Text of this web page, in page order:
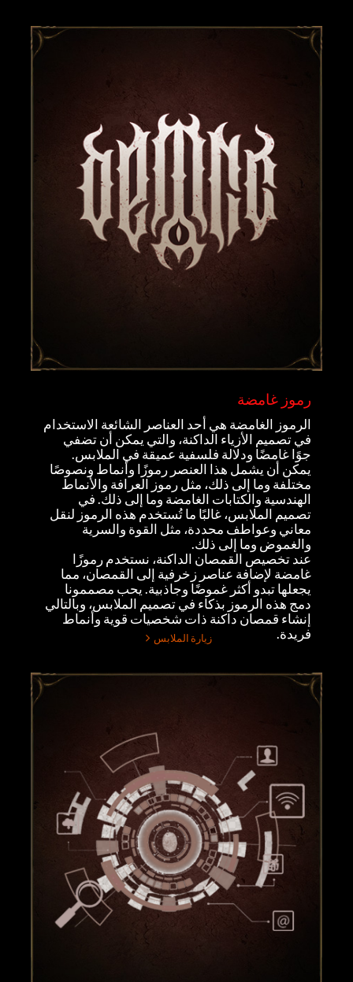
رموز غامضة
الرموز الغامضة هي أحد العناصر الشائعة الاستخدام
في تصميم الأزياء الداكنة، والتي يمكن أن تضفي
جوًا غامضًا ودلالة فلسفية عميقة في الملابس.
يمكن أن يشمل هذا العنصر رموزًا وأنماط ونصوصًا
مختلفة وما إلى ذلك، مثل رموز العرافة والأنماط
الهندسية والكتابات الغامضة وما إلى ذلك. في
تصميم الملابس، غالبًا ما تُستخدم هذه الرموز لنقل
معاني وعواطف محددة، مثل القوة والسرية
والغموض وما إلى ذلك.
عند تخصيص القمصان الداكنة، نستخدم رموزًا
غامضة لإضافة عناصر زخرفية إلى القمصان، مما
يجعلها تبدو أكثر غموضًا وجاذبية. يحب مصممونا
دمج هذه الرموز بذكاء في تصميم الملابس، وبالتالي
إنشاء قمصان داكنة ذات شخصيات قوية وأنماط
فريدة.
زيارة الملابس